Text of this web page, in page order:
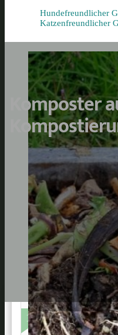
Hundefreundlicher
Katzenfreundlicher
1